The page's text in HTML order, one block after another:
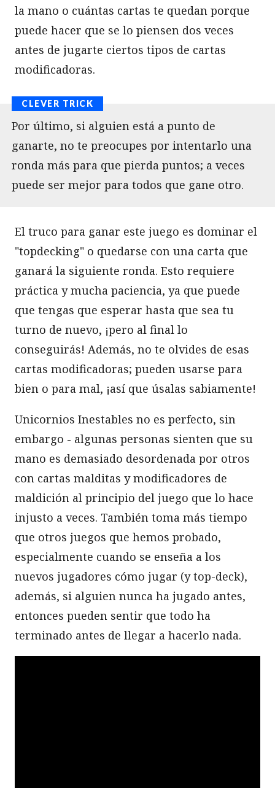
la mano o cuántas cartas te quedan porque
puede hacer que se lo piensen dos veces
antes de jugarte ciertos tipos de cartas
modificadoras.
Por último, si alguien está a punto de
ganarte, no te preocupes por intentarlo una
ronda más para que pierda puntos; a veces
puede ser mejor para todos que gane otro.
El truco para ganar este juego es dominar el
"topdecking" o quedarse con una carta que
ganará la siguiente ronda. Esto requiere
práctica y mucha paciencia, ya que puede
que tengas que esperar hasta que sea tu
turno de nuevo, ¡pero al final lo
conseguirás! Además, no te olvides de esas
cartas modificadoras; pueden usarse para
bien o para mal, ¡así que úsalas sabiamente!
Unicornios Inestables no es perfecto, sin
embargo - algunas personas sienten que su
mano es demasiado desordenada por otros
con cartas malditas y modificadores de
maldición al principio del juego que lo hace
injusto a veces. También toma más tiempo
que otros juegos que hemos probado,
especialmente cuando se enseña a los
nuevos jugadores cómo jugar (y top-deck),
además, si alguien nunca ha jugado antes,
entonces pueden sentir que todo ha
terminado antes de llegar a hacerlo nada.